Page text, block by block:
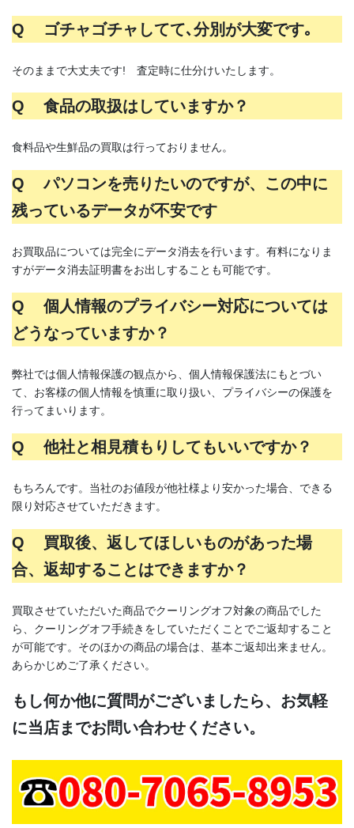
Q ゴチャゴチャしてて､分別が大変です｡
そのままで大丈夫です! 査定時に仕分けいたします。
Q 食品の取扱はしていますか？
食料品や生鮮品の買取は行っておりません。
Q パソコンを売りたいのですが、この中に
残っているデータが不安です
お買取品については完全にデータ消去を行います。有料になりま
すがデータ消去証明書をお出しすることも可能です。
Q 個人情報のプライバシー対応については
どうなっていますか？
弊社では個人情報保護の観点から、個人情報保護法にもとづい
て、お客様の個人情報を慎重に取り扱い、プライバシーの保護を
行ってまいります。
Q 他社と相見積もりしてもいいですか？
もちろんです。当社のお値段が他社様より安かった場合、できる
限り対応させていただきます。
Q 買取後、返してほしいものがあった場
合、返却することはできますか？
買取させていただいた商品でクーリングオフ対象の商品でした
ら、クーリングオフ手続きをしていただくことでご返却すること
が可能です。そのほかの商品の場合は、基本ご返却出来ません。
あらかじめご了承ください。
もし何か他に質問がございましたら、お気軽
に当店までお問い合わせください。